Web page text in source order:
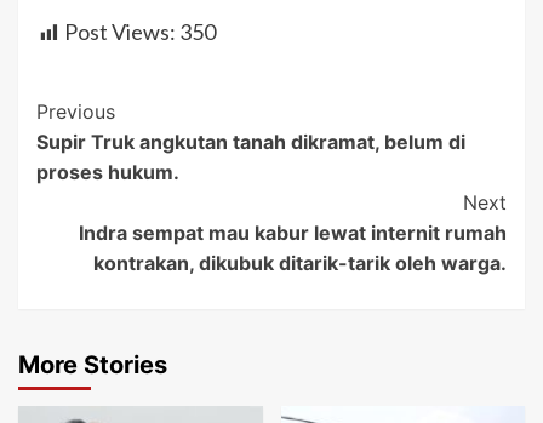
Post Views: 350
Post
Navigation
Previous
Supir Truk angkutan tanah dikramat, belum di
proses hukum.
Next
Indra sempat mau kabur lewat internit rumah
kontrakan, dikubuk ditarik-tarik oleh warga.
More Stories